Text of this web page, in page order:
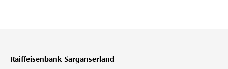
Raiffeisenbank Sarganserland